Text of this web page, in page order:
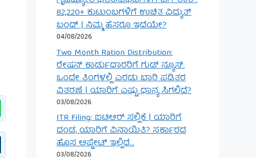
82,220+ ಕುಟುಂಬಗಳಿಗೆ ಉಚಿತ ವಿದ್ಯುತ್
ಬಂದ್ | ನಿಮ್ಮ ಹೆಸರೂ ಇದೆಯೇ?
04/08/2026
Two Month Ration Distribution:
ರೇಷನ್ ಕಾರ್ಡುದಾರರಿಗೆ ಗುಡ್ ನ್ಯೂಸ್:
ಒಂದೇ ತಿಂಗಳಲ್ಲಿ ಎರಡು ಬಾರಿ ಪಡಿತರ
ವಿತರಣೆ | ಯಾರಿಗೆ ಎಷ್ಟು ಧಾನ್ಯ ಸಿಗಲಿದೆ?
03/08/2026
ITR Filing: ಐಟಿಆರ್ ಸಲ್ಲಿಕೆ | ಯಾರಿಗೆ
ದಂಡ, ಯಾರಿಗೆ ವಿನಾಯಿತಿ? ಸರ್ಕಾರದ
ಹೊಸ ಅಪ್ಡೇಟ್ ಇಲ್ಲಿದೆ…
03/08/2026